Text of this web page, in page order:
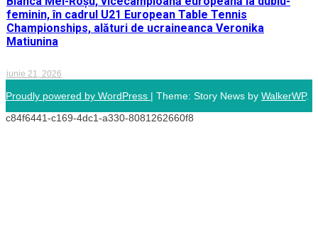
feminin, în cadrul U21 European Table Tennis
Championships, alături de ucraineanca Veronika
Matiunina
iunie 21, 2026
Proudly powered by WordPress | Theme: Story News by WalkerWP.
c84f6441-c169-4dc1-a330-8081262660f8